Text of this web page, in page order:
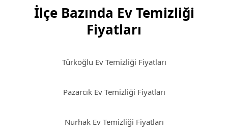
İlçe Bazında Ev Temizliği
Fiyatları
Türkoğlu Ev Temizliği Fiyatları
Pazarcık Ev Temizliği Fiyatları
Nurhak Ev Temizliği Fiyatları